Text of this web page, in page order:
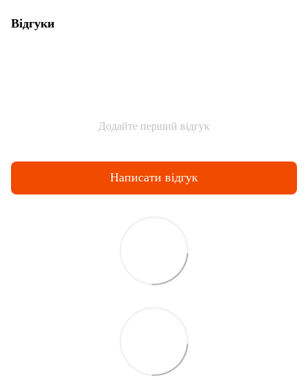
Відгуки
Додайте перший відгук
Написати відгук